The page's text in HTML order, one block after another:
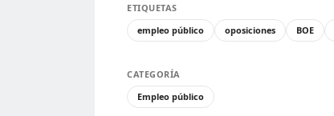
ETIQUETAS
empleo público
oposiciones BOE
CATEGORÍA
Empleo público